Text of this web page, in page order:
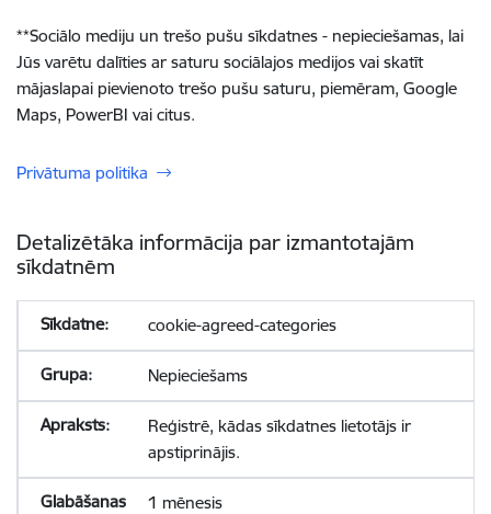
**Sociālo mediju un trešo pušu sīkdatnes - nepieciešamas, lai
Jūs varētu dalīties ar saturu sociālajos medijos vai skatīt
mājaslapai pievienoto trešo pušu saturu, piemēram, Google
Maps, PowerBI vai citus.
Privātuma politika
Detalizētāka informācija par izmantotajām
sīkdatnēm
cookie-agreed-categories
Nepieciešams
Reģistrē, kādas sīkdatnes lietotājs ir
apstiprinājis.
1 mēnesis